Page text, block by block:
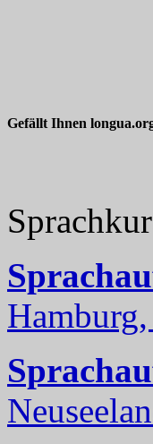
Gefällt Ihnen